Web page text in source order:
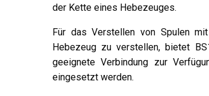
der Kette eines Hebezeuges.
Für das Verstellen von Spulen
Hebezeug zu verstellen, bietet
geeignete Verbindung zur
eingesetzt werden.